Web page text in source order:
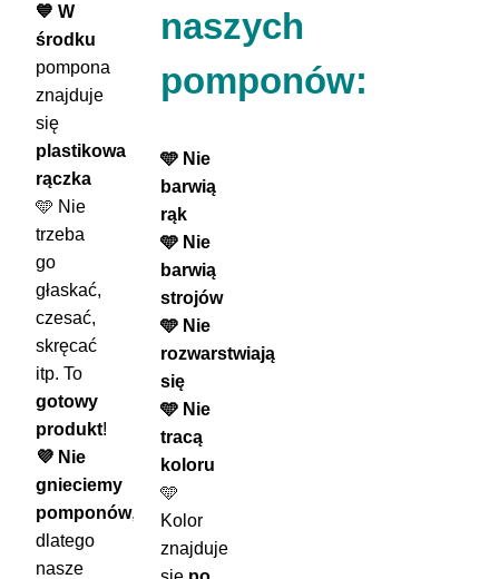
💙 W
środku
pompona
znajduje
się
plastikowa
rączka
🩵 Nie
trzeba
go
głaskać,
czesać,
skręcać
itp. To
gotowy
produkt!
💜 Nie
gnieciemy
pomponów,
dlatego
nasze
naszych
pomponów:
🩵 Nie
barwią
rąk
🩵 Nie
barwią
strojów
🩵 Nie
rozwarstwiają
się
🩵 Nie
tracą
koloru
🩵
Kolor
znajduje